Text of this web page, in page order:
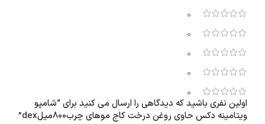
0
0
0
0
0
اولین نفری باشید که دیدگاهی را ارسال می کنید برای “شامپو
ویتامینه دکس حاوی روغن درخت کاج موهای چرب800میلdex”